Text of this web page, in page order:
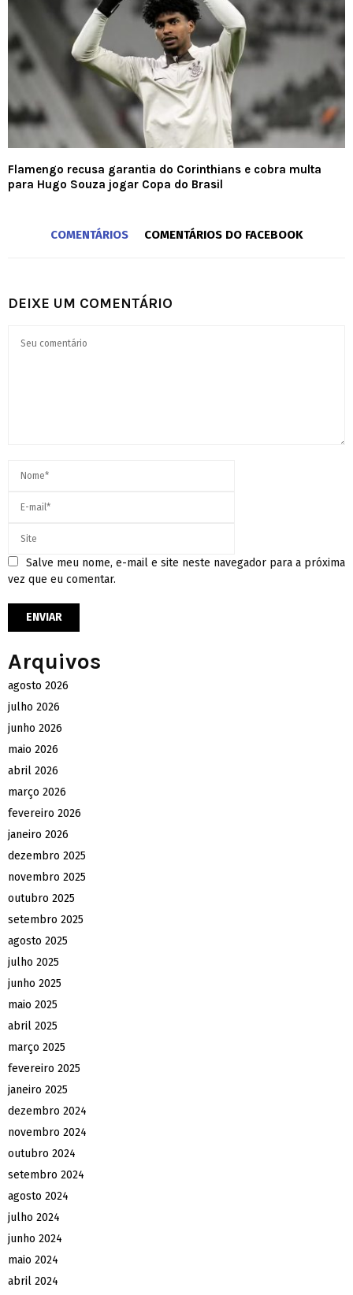
Flamengo recusa garantia do Corinthians e cobra multa
para Hugo Souza jogar Copa do Brasil
COMENTÁRIOS COMENTÁRIOS DO FACEBOOK
DEIXE UM COMENTÁRIO
Salve meu nome, e-mail e site neste navegador para a próxima
vez que eu comentar.
Arquivos
agosto 2026
julho 2026
junho 2026
maio 2026
abril 2026
março 2026
fevereiro 2026
janeiro 2026
dezembro 2025
novembro 2025
outubro 2025
setembro 2025
agosto 2025
julho 2025
junho 2025
maio 2025
abril 2025
março 2025
fevereiro 2025
janeiro 2025
dezembro 2024
novembro 2024
outubro 2024
setembro 2024
agosto 2024
julho 2024
junho 2024
maio 2024
abril 2024